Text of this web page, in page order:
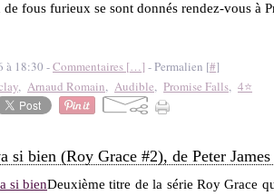
fous furieux se sont donnés rendez-vous à
à 18:30 -Commentaires […] - Permalien [#]
, Arnaud Romain, Audible, Promise Falls, 4⭐
si bien (Roy Grace #2), de Peter James
Deuxième titre de la série Roy Grace